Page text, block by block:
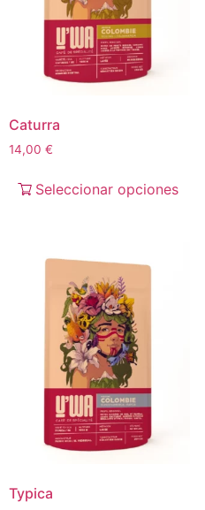
Caturra
14,00 €
Seleccionar opciones
Typica